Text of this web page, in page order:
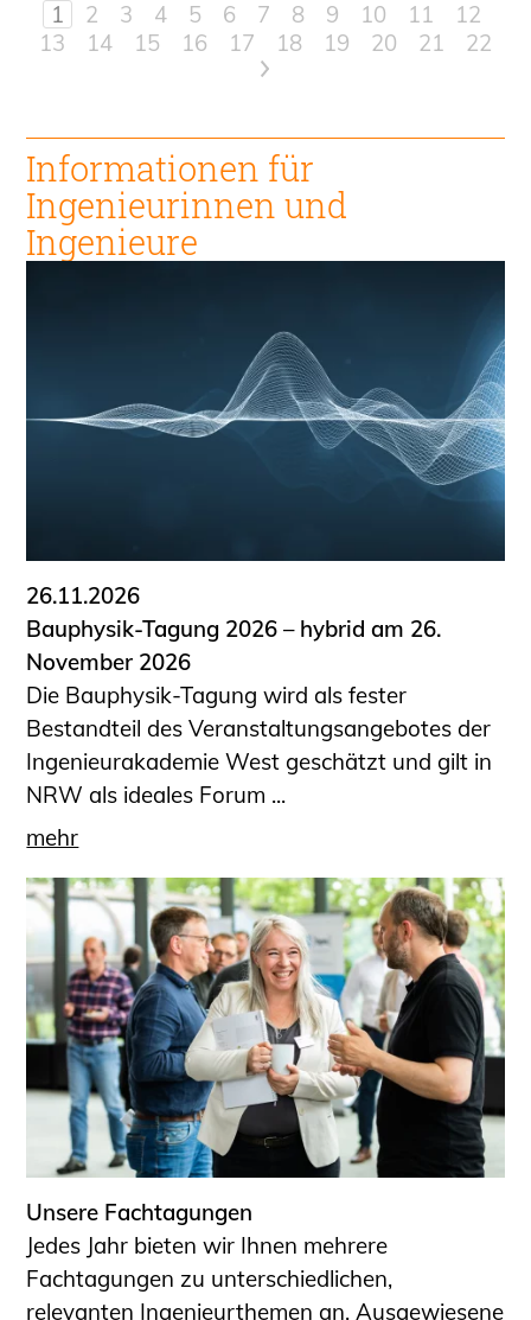
1 2 3 4 5 6 7 8 9 10 11
12
13
14 15 16 17 18 19 20 21
22
>
Informationen für
Ingenieurinnen und
Ingenieure
26.11.2026
Bauphysik-Tagung 2026 – hybrid am 26.
November 2026
Die Bauphysik-Tagung wird als fester
Bestandteil des Veranstaltungsangebotes der
Ingenieurakademie West geschätzt und gilt in
NRW als ideales Forum ...
mehr
Unsere Fachtagungen
Jedes Jahr bieten wir Ihnen mehrere
Fachtagungen zu unterschiedlichen,
relevanten Ingenieurthemen an. Ausgewiesene